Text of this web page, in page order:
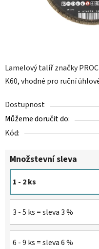
Lamelový talíř značky
K60, vhodné pro ruční
Dostupnost
Můžeme doručit do:
Kód:
Množstevní sleva
1 - 2 ks
3 - 5 ks = sleva 3 %
6 - 9 ks = sleva 6 %